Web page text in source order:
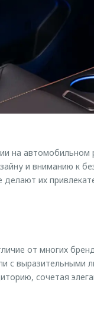
на
и вниманию к
их
от многих
с
сочетая